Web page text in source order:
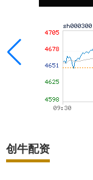
创牛配资